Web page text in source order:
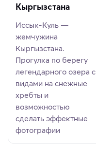
Кыргызстана
Иссык-Куль —
жемчужина
Кыргызстана.
Прогулка по берегу
легендарного озера с
видами на снежные
хребты и
возможностью
сделать эффектные
фотографии